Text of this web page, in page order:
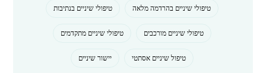
טיפולי שיניים בהרדמה מלאה
טיפולי שיניים בנתיבות
טיפולי שיניים מורכבים
טיפולי שיניים מתקדמים
טיפול שיניים אסתטי
יישור שיניים